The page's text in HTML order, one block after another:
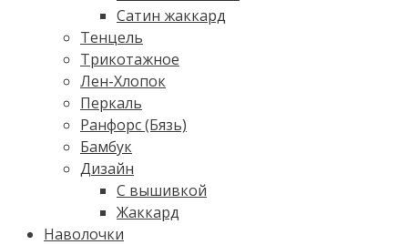
Сатин жаккард
Тенцель
Трикотажное
Лен-Хлопок
Перкаль
Ранфорс (Бязь)
Бамбук
Дизайн
С вышивкой
Жаккард
Наволочки